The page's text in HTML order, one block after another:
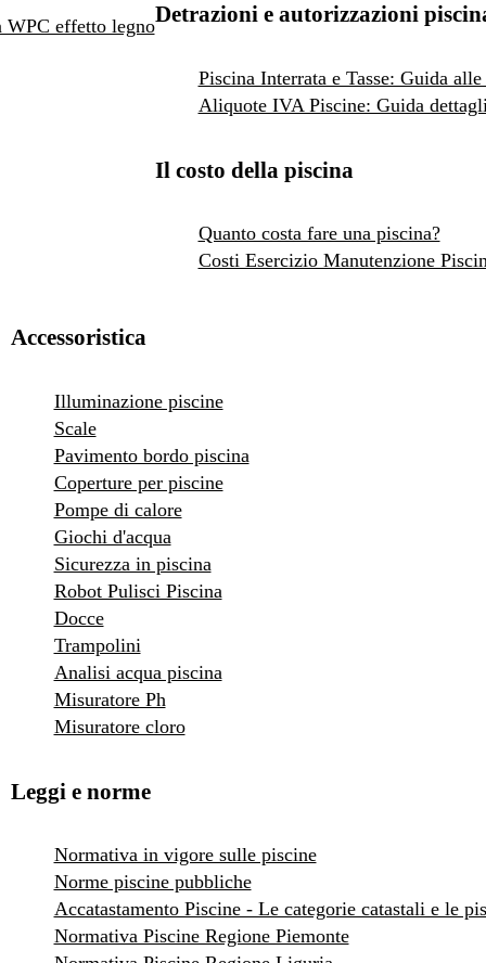
effetto legno
Detrazioni e autorizzazioni
Piscina Interrata e Tasse: Guida
Aliquote IVA Piscine: Guida
Il costo della piscina
Quanto costa fare una piscina?
Costi Esercizio Manutenzione
Accessoristica
Illuminazione piscine
Scale
Pavimento bordo piscina
Coperture per piscine
Pompe di calore
Giochi d'acqua
Sicurezza in piscina
Robot Pulisci Piscina
Docce
Trampolini
Analisi acqua piscina
Misuratore Ph
Misuratore cloro
Leggi e norme
Normativa in vigore sulle piscine
Norme piscine pubbliche
Accatastamento Piscine - Le categorie catastali e le
Normativa Piscine Regione Piemonte